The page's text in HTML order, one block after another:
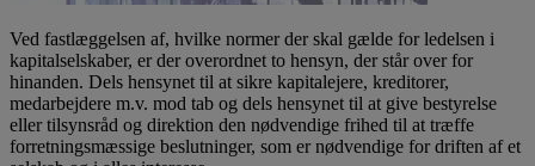
Ved fastlæggelsen af, hvilke normer der skal gælde for ledelsen i
kapitalselskaber, er der overordnet to hensyn, der står over for
hinanden. Dels hensynet til at sikre kapitalejere, kreditorer,
medarbejdere m.v. mod tab og dels hensynet til at give bestyrelse
eller tilsynsråd og direktion den nødvendige frihed til at træffe
forretningsmæssige beslutninger, som er nødvendige for driften af et